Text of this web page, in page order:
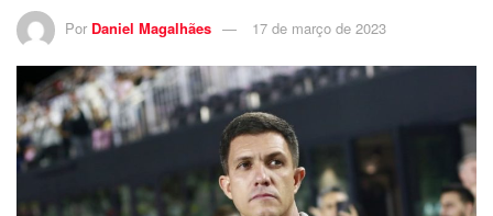
Por Daniel Magalhães 17 de março de 2023